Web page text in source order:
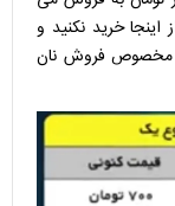
خرید نکنید و
مخصوص فروش نان